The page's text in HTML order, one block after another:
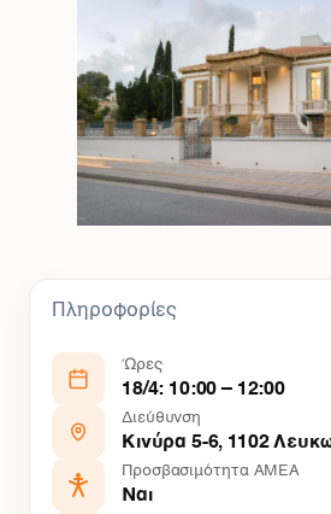
Πληροφορίες
Ώρες
18/4: 10:00 – 12:00
Διεύθυνση
Κινύρα 5-6, 1102
Προσβασιμότητα ΑΜΕΑ
Ναι